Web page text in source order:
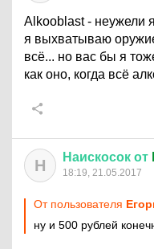
Alkooblast - неужели
я выхватываю
всё... но вас бы я
как оно, когда всё
Н Наискосок от
18:19, 21.05.2017
От пользователя
ну и 500 рублей